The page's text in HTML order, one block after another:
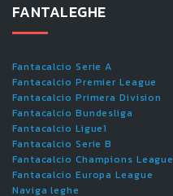
FANTALEGHE
Fantacalcio Serie A
Fantacalcio Premier League
Fantacalcio Primera Division
Fantacalcio Bundesliga
Fantacalcio Ligue1
Fantacalcio Serie B
Fantacalcio Champions League
Fantacalcio Europa League
Naviga leghe